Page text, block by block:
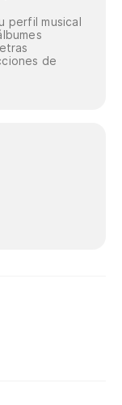
perfil musical
de